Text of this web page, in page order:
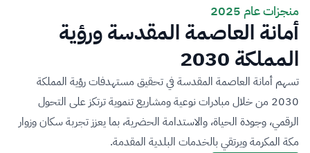
منجزات عام 2025
أمانة العاصمة المقدسة ورؤية
المملكة 2030
تسهم أمانة العاصمة المقدسة في تحقيق مستهدفات رؤية المملكة
2030 من خلال مبادرات نوعية ومشاريع تنموية ترتكز على التحول
الرقمي، وجودة الحياة، والاستدامة الحضرية، بما يعزز تجربة سكان وزوار
مكة المكرمة ويرتقي بالخدمات البلدية المقدمة.